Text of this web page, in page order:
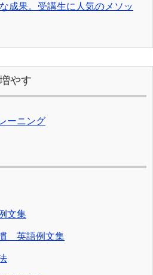
成果。受講生に人気のメソッ
やす
ーニング
文集
英語例文集